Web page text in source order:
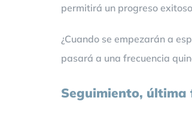
permitirá un progreso
¿Cuando se empezarán a
pasará a una frecuencia
Seguimiento, última